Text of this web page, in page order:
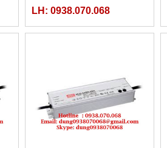
20A,HLG-320H-20B,HLG-
LH: 0938.070.068